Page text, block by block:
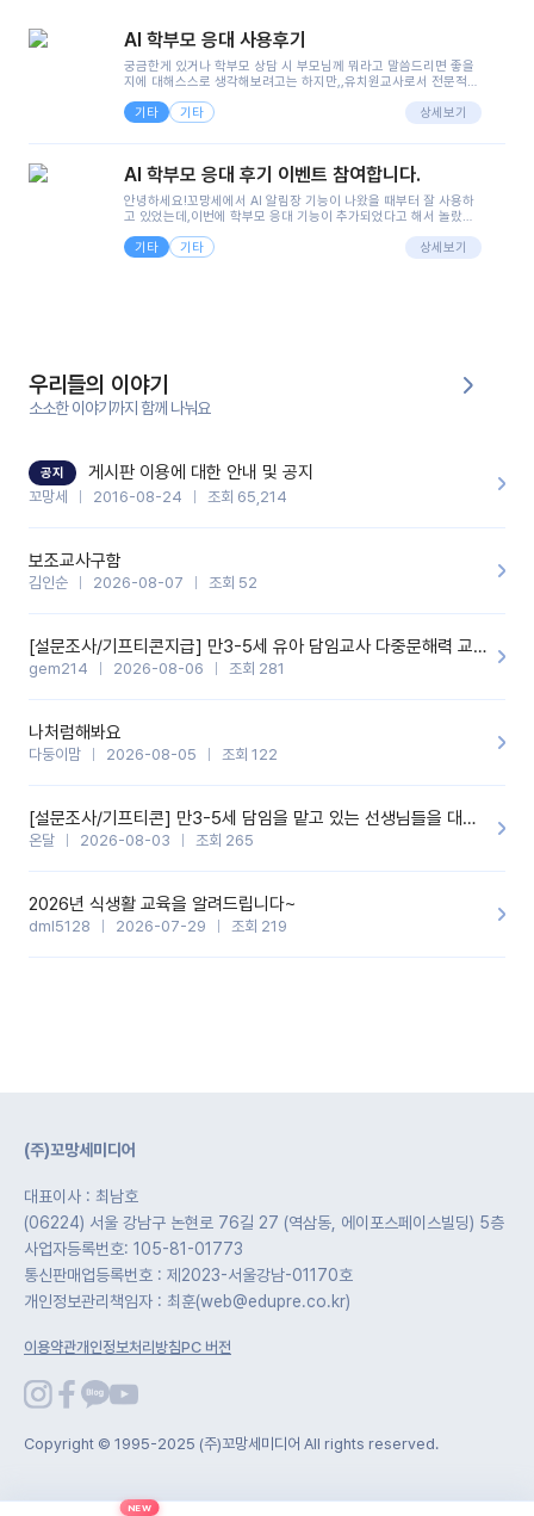
AI 학부모 응대 사용후기
궁금한게 있거나 학부모 상담 시 부모님께 뭐라고 말씀드리면 좋을
지에 대해스스로 생각해보려고는 하지만,,유치원교사로서 전문적인
려니 어려울때가...^^(저만 그런거 아니죠 ㅜㅜ)꼬망봇의 장점은 지
피티나 제미나이는 몇세이고 여자인지 남자인지 등그래도 좀 기본
정보를 제공하면서 물어봐야할 때가 있어그때마다 정보를 입력하는
으셔서 고민이 됐는데ai 학부모 응대를 써볼 수 있어서 좋았어요!앞
면..)그리고 제가 신입 때 이게 있었더라면 ㅜㅜㅜㅜ?응대 팁이 정말
좋은거 같아요지금은 그래도 아이들이 잘 이해 되지만초임 때는 정
말 어려워서 항상다른 선생님들께 도움을 요청했었거든요..ㅠ*일지
쓸 때도 좀 도움이 되는 거 같아요!
기타 기타 상세보기
AI 학부모 응대 후기 이벤트 참여합니다.
안녕하세요!꼬망세에서 AI 알림장 기능이 나왔을 때부터 잘 사용하
고 있었는데,이번에 학부모 응대 기능이 추가되었다고 해서 놀랐습
님 응대에 더 많은 부담을 느끼고 있습니다 ㅠㅠ이번에 제가 원에서
겪은 일과 학부모님께 전달드렸던 내용을 함께 보시고,저와 비슷한
을 많이 하는데,꼬망봇 덕분에 고민하는 시간을 줄이고 학부모님을
안심시킬 수 있었습니다.이 부분은 꼬망봇이 추가로 알려준 응대 tip
입니다.학부모님께 전화를 드리기 전에, 내용을 숙지하여 좀 더 전문
성 있는 교사가 되어 대화를 나눌 수 있었습니다.꼬망세 AI학부모 응
기능을 개발해 주셔서 감사합니다.
기타 기타 상세보기
우리들의 이야기
소소한 이야기까지 함께 나눠요
공지 게시판 이용에 대한 안내 및 공지
꼬망세 2016-08-24 조회 65,214
보조교사구함
김인순 2026-08-07 조회 52
[설문조사/기프티콘지급] 만3-5세 유아 담임교사 다중문해력 교육 증진을 위한 설문조사
gem214 2026-08-06 조회 281
나처럼해봐요
다둥이맘 2026-08-05 조회 122
[설문조사/기프티콘] 만3-5세 담임을 맡고 있는 선생님들을 대상으로 설문조사를 합니다!
온달 2026-08-03 조회 265
2026년 식생활 교육을 알려드립니다~
dml5128 2026-07-29 조회 219
(주)꼬망세미디어
대표이사 : 최남호
(06224) 서울 강남구 논현로 76길 27 (역삼동, 에이포스페이스빌딩) 5층
사업자등록번호: 105-81-01773
통신판매업등록번호 : 제2023-서울강남-01170호
개인정보관리책임자 : 최훈(web@edupre.co.kr)
이용약관개인정보처리방침PC 버전
Copyright © 1995-2025 (주)꼬망세미디어 All rights reserved.
NEW